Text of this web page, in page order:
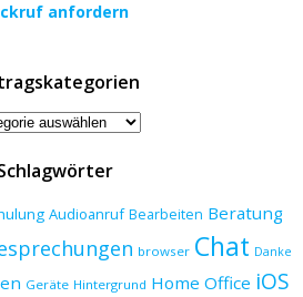
anfordern
Audioanruf Bearbeiten Beratung
browser Chat Danke
Geräte Hintergrund Home Office iOS